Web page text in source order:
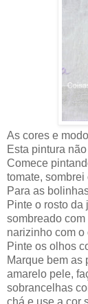
As cores e
Esta pintura
Comece
tomate,
Para as
Pinte o rosto
sombreado
narizinho com o
Pinte os olhos
Marque bem as
amarelo pele,
sobrancelhas
chá e use a cor